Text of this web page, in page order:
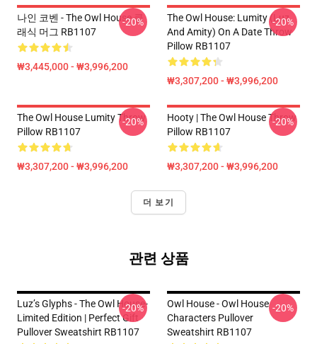
나인 코벤 - The Owl House 클
래식 머그 RB1107
₩3,445,000 - ₩3,996,200
-20%
The Owl House: Lumity (Luz
And Amity) On A Date Throw
Pillow RB1107
₩3,307,200 - ₩3,996,200
-20%
The Owl House Lumity Throw
Pillow RB1107
₩3,307,200 - ₩3,996,200
-20%
Hooty | The Owl House Throw
Pillow RB1107
₩3,307,200 - ₩3,996,200
-20%
더 보기
관련 상품
Luz’s Glyphs - The Owl House-
Limited Edition | Perfect Gift
Pullover Sweatshirt RB1107
-20%
Owl House - Owl House
Characters Pullover
Sweatshirt RB1107
-20%